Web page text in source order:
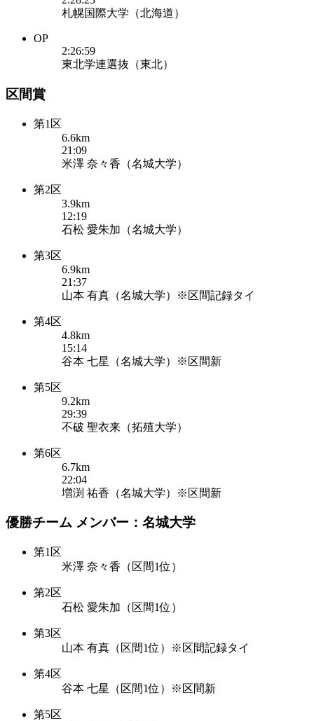
札幌国際大学（北海道）
OP
2:26:59
東北学連選抜（東北）
区間賞
第1区
6.6km
21:09
米澤 奈々香（名城大学）
第2区
3.9km
12:19
石松 愛朱加（名城大学）
第3区
6.9km
21:37
山本 有真（名城大学）※区間記録タイ
第4区
4.8km
15:14
谷本 七星（名城大学）※区間新
第5区
9.2km
29:39
不破 聖衣来（拓殖大学）
第6区
6.7km
22:04
増渕 祐香（名城大学）※区間新
優勝チーム メンバー：名城大学
第1区
米澤 奈々香（区間1位）
第2区
石松 愛朱加（区間1位）
第3区
山本 有真（区間1位）※区間記録タイ
第4区
谷本 七星（区間1位）※区間新
第5区